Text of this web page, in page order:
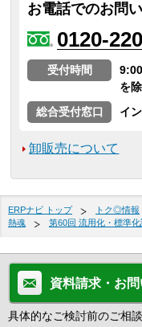
お電話でのお問
0120-
受付時間
を除
総合受付窓口
イ
卸販売について
ERPナビ トップ トク◎情報
熱魂
第60回 流用化・標準
資料請求・お
具体的なご検討前のご相